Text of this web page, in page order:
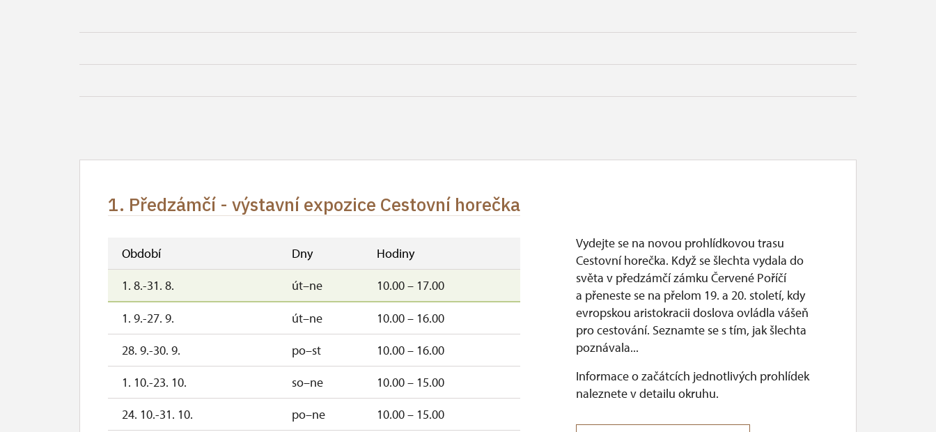
1. Předzámčí - výstavní expozice Cestovní horečka
Období Dny
Hodiny
1. 8.-31. 8.
út–ne 10.00 – 17.00
1. 9.-27. 9. út–ne
10.00 – 16.00
28. 9.-30. 9.
po–st
10.00 – 16.00
1. 10.-23. 10.
so–ne
10.00 – 15.00
24. 10.-31. 10.
po–ne
10.00 – 15.00
Vydejte se na novou prohlídkovou trasu
Cestovní horečka. Když se šlechta vydala do
světa v předzámčí zámku Červené Poříčí
a přeneste se na přelom 19. a 20. století, kdy
evropskou aristokracii doslova ovládla vášeň
pro cestování. Seznamte se s tím, jak šlechta
poznávala...
Informace o začátcích jednotlivých prohlídek
naleznete v detailu okruhu.